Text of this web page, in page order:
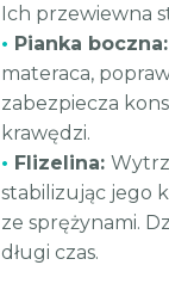
Ich przewiewna
• Pianka boczna:
materaca,
zabezpiecza
krawędzi.
• Flizelina:
stabilizując jego
ze sprężynami.
długi czas.